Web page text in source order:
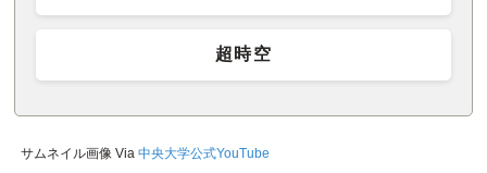
超時空
サムネイル画像 Via 中央大学公式YouTube